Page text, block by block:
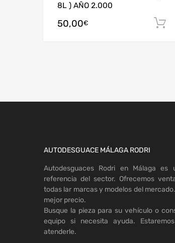
8L ) AÑO 2.000
50,00€
AUTODESGUACE MÁLAGA RODRI
Autodesguaces Rodri en Málaga es
referencia del sector. Ofrecemos
todas lar marcas y modelos del
mejor precio.
Busque la pieza para su vehículo o
equipo si necesita ayuda.
atenderle.